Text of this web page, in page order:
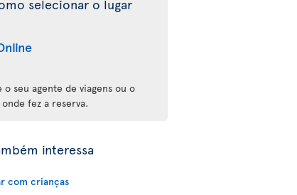
selecionar o lugar
o seu agente de viagens ou o
fez a reserva.
interessa
com crianças